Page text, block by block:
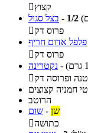
קצוץ
בצל סגול - 1/2
פרוס דק
פלפל אדום חריף
פרוס דק
נקטרינה -
ופרוסה דק
חמניה קצוצים
הרוטב
שום - שן
כתושה